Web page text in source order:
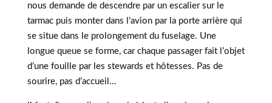
nous demande de descendre par un escalier sur le
tarmac puis monter dans l’avion par la porte arrière qui
se situe dans le prolongement du fuselage. Une
longue queue se forme, car chaque passager fait l’objet
d’une fouille par les stewards et hôtesses. Pas de
sourire, pas d’accueil…